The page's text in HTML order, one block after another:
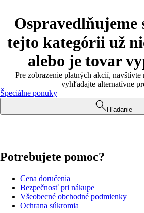
Ospravedlňujeme
tejto kategórii už
alebo je tovar
Pre zobrazenie platných akcií, navštívte
vyhľadajte alternatívne
Špeciálne ponuky
Hľadanie
Potrebujete pomoc?
Cena doručenia
Bezpečnosť pri nákupe
Všeobecné obchodné podmienky
Ochrana súkromia